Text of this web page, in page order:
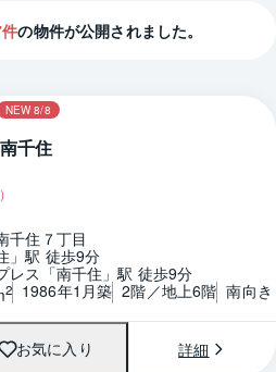
件の物件が公開されました。
NEW 8/8
千住
千住７丁目
」駅 徒歩9分
レス「南千住」駅 徒歩9分
2 1986年1月築 2階／地上6階 南向き
お気に入り 詳細
1 / 0 間取り